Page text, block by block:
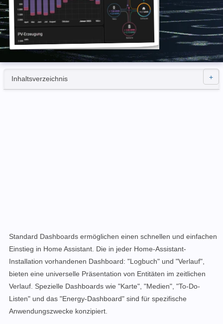
Inhaltsverzeichnis
Standard Dashboards ermöglichen einen schnellen und einfachen
Einstieg in Home Assistant. Die in jeder Home-Assistant-
Installation vorhandenen Dashboard: "Logbuch" und "Verlauf",
bieten eine universelle Präsentation von Entitäten im zeitlichen
Verlauf. Spezielle Dashboards wie "Karte", "Medien", "To-Do-
Listen" und das "Energy-Dashboard" sind für spezifische
Anwendungszwecke konzipiert.